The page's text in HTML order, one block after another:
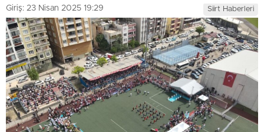
Giriş: 23 Nisan 2025 19:29 Siirt Haberleri